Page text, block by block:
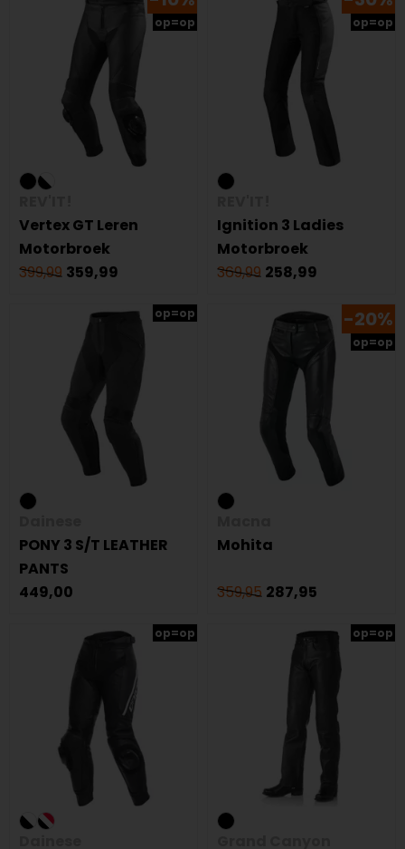
op=op
Vertex GT Leren
Motorbroek
399,99 359,99
op=op
Ignition 3 Ladies
Motorbroek
369,99 258,99
op=op
PONY 3 S/T LEATHER
PANTS
449,00
-20%
op=op
Mohita
359,95 287,95
op=op op=op